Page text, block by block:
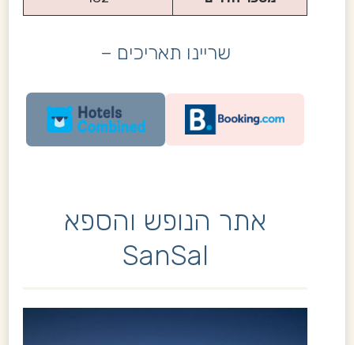
שריינו תאריכים –
אתר הנופש והספא
SanSal